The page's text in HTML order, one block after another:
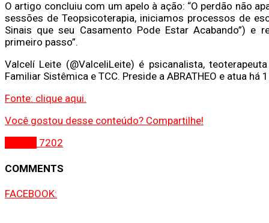
O artigo concluiu com um apelo à ação: “O perdão não
sessões de Teopsicoterapia, iniciamos processos de
Sinais que seu Casamento Pode Estar Acabando”) e
primeiro passo”.
Valcelí Leite (@ValceliLeite) é psicanalista,
Familiar Sistêmica e TCC. Preside a ABRATHEO e atua
Fonte: clique aqui.
Você gostou desse conteúdo? Compartilhe!
7202
COMMENTS
FACEBOOK: